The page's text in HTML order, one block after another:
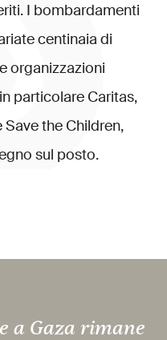
riti. I bombardamenti
riatecentinaia di
eorganizzazioni
in particolare Caritas,
Savethe Children,
gno sul posto.
a Gaza rimane